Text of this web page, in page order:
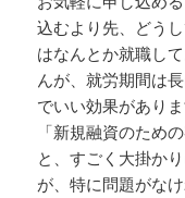
込むより先、どう
はなんとか就職し
んが、就労期間は
でいい効果がありま
「新規融資のため
と、すごく大掛か
が、特に問題がな